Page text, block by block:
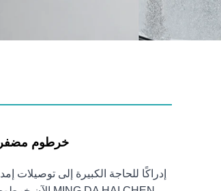
خرطوم مضفر
إدراكًا للحاجة الكبيرة إلى توصيلات